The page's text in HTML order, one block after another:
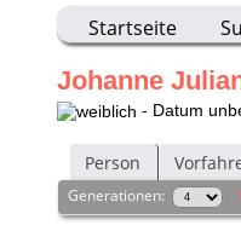
Startseite
Johanne
- Datum
Person
Generationen: